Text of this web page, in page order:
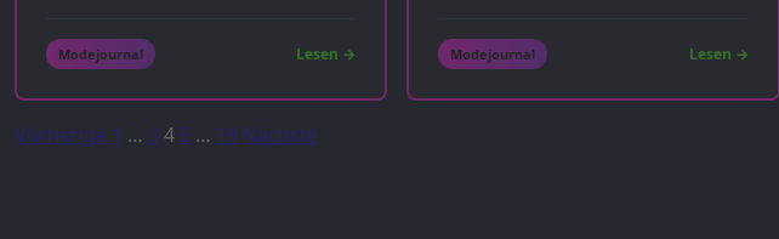
Modejournal Lesen → Modejournal Lesen →
Seitennummerierung
Vorherige 1 … 3 4 5 … 19 Nächste